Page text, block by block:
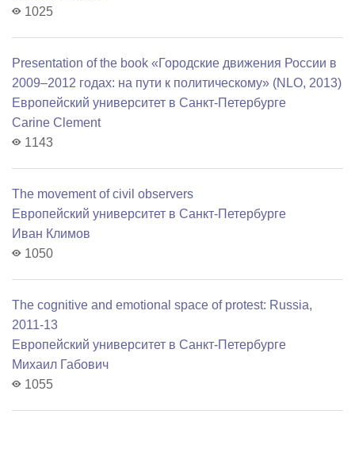
1025
Presentation of the book «Городские движения России в
2009–2012 годах: на пути к политическому» (NLO, 2013)
Европейский университет в Санкт-Петербурге
Carine Clement
1143
The movement of civil observers
Европейский университет в Санкт-Петербурге
Иван Климов
1050
The cognitive and emotional space of protest: Russia,
2011-13
Европейский университет в Санкт-Петербурге
Михаил Габович
1055